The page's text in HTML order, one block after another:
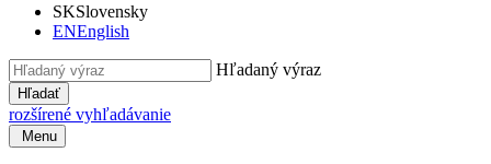
SKSlovensky
ENEnglish
Hľadaný výraz
Hľadať
rozšírené vyhľadávanie
Menu